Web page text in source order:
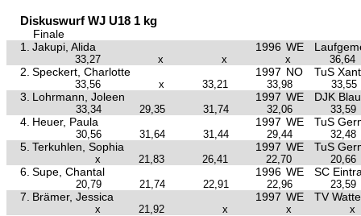
Diskuswurf WJ U18 1 kg
Finale
1.
Jakupi, Alida 1996 WE
33,27 x x x 36,64
2. Speckert, Charlotte 1997 NO TuS
33,56 x 33,21 33,98 33,55
3. Lohrmann, Joleen 1997 WE DJK
33,34 29,35 31,74 32,06 33,59
4. Heuer, Paula 1997 WE TuS
30,56 31,64 31,44 29,44 32,48
5. Terkuhlen, Sophia 1997 WE TuS
x 21,83 26,41 22,70 20,66
6. Supe, Chantal 1996 WE SC
20,79 21,74 22,91 22,96 23,59
7. Brämer, Jessica 1997 WE TV
x 21,92 x x x